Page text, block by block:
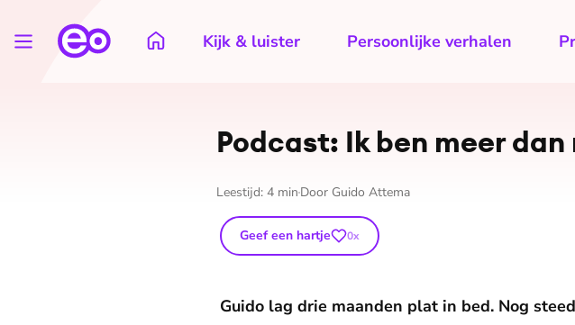
Kijk & luister Persoonlijke verhalen
Podcast: Ik ben meer
Leestijd: 4 min Door Guido Attema
Geef een hartje 0x
Guido lag drie maanden plat in bed. Nog